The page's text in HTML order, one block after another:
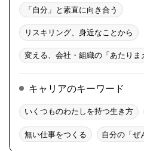
「自分」と素直に向き合う
リスキリング、身近なことから
変える、会社・組織の「あたりま
キャリアのキーワード
いくつものわたしを持つ生き方
無い仕事をつくる 自分の「ぜ